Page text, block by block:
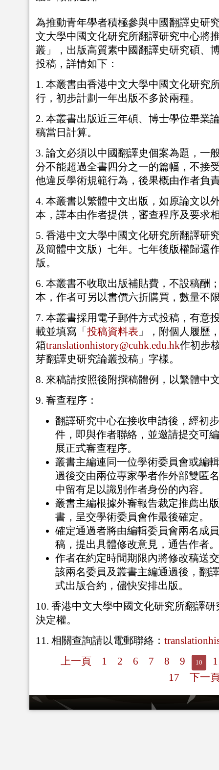
為推動青年學者積極參與中國翻譯史研
文大學中國文化研究所翻譯研究中心將
叢」，出版高質素中國翻譯史研究碩、
投稿，詳情如下：
1. 本叢書由香港中文大學中國文化研究
行，初步計劃一年出版不多於兩種。
2. 本叢書出版近三年碩、博士學位畢業
稿當日計算。
3. 論文必須以中國翻譯史個案為題，一
分不能超過全書四分之一的篇幅，不接
他違反學術規範行為，後果概由作者負
4. 本叢書以繁體中文出版，如原論文以
本，譯本由作者提供，審查程序及要求
5. 香港中文大學中國文化研究所翻譯研
及簡體中文版）七年。七年後版權歸還
版。
6. 本叢書不收取出版補貼費，不設稿酬
本，作者可另以書價六折購買，數量不
7. 本叢書採用電子郵件方式投稿，有意
載並填寫「 投稿資料表 」，附個人履歷
箱translationhistory@cuhk.edu.hk作初步
芽翻譯史研究論叢投稿」字樣。
8. 來稿請按照後附撰稿體例，以繁體中
9. 審查程序：
翻譯研究中心在接收申請後，經初
件，即與作者聯絡，並邀請提交可
展正式審查程序。
叢書主編連同一位學術委員會或編
過後交由兩位專家學者作外部雙匿
中留有足以識別作者身份的內容。
叢書主編根據外審報告裁定推薦出
書，呈交學術委員會作最後確定。
確定通過者將由編輯委員會兩名成
稿，提出具體修改意見，通告作者。
作者在約定時間期限內將修改稿送
該兩名委員及叢書主編通過後，翻
式出版合約，儘快安排出版。
10. 香港中文大學中國文化研究所翻譯
決定權。
11. 相關查詢請以電郵聯絡：
上一頁
1 2 6 7 8 9 10
17
下一